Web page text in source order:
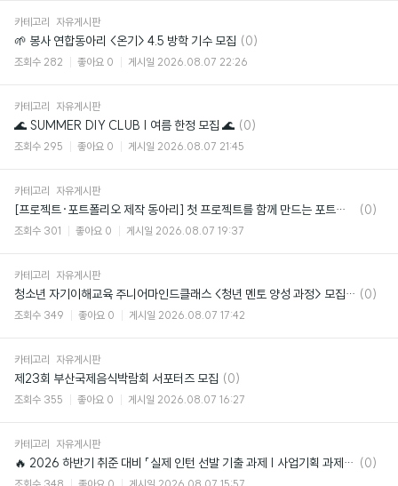
카테고리 자유게시판
🌱 봉사 연합동아리 <온기> 4.5 방학 기수 모집 댓
글
(0)
조회수 282 좋아요 0 게시일 2026.08.07 22:26
카테고리 자유게시판
🌊 SUMMER DIY CLUB | 여름 한정 모집 🌊 댓
글
(0)
조회수 295 좋아요 0 게시일 2026.08.07 21:45
카테고리 자유게시판
[프로젝트·포트폴리오 제작 동아리] 첫 프로젝트를 함께 만드는 포트업 신입 부원 모집!
댓
(0)
조회수 301 좋아요 0 게시일 2026.08.07 19:37
카테고리 자유게시판
청소년 자기이해교육 주니어마인드클래스 <청년 멘토 양성 과정> 모집 (~8/19) 댓
(0)
조회수 349 좋아요 0 게시일 2026.08.07 17:42
카테고리 자유게시판
제23회 부산국제음식박람회 서포터즈 모집 댓
글
(0)
조회수 355 좋아요 0 게시일 2026.08.07 16:27
카테고리 자유게시판
🔥 2026 하반기 취준 대비 「실제 인턴 선발 기출 과제 | 사업기획 과제 모의고사 댓
(0)